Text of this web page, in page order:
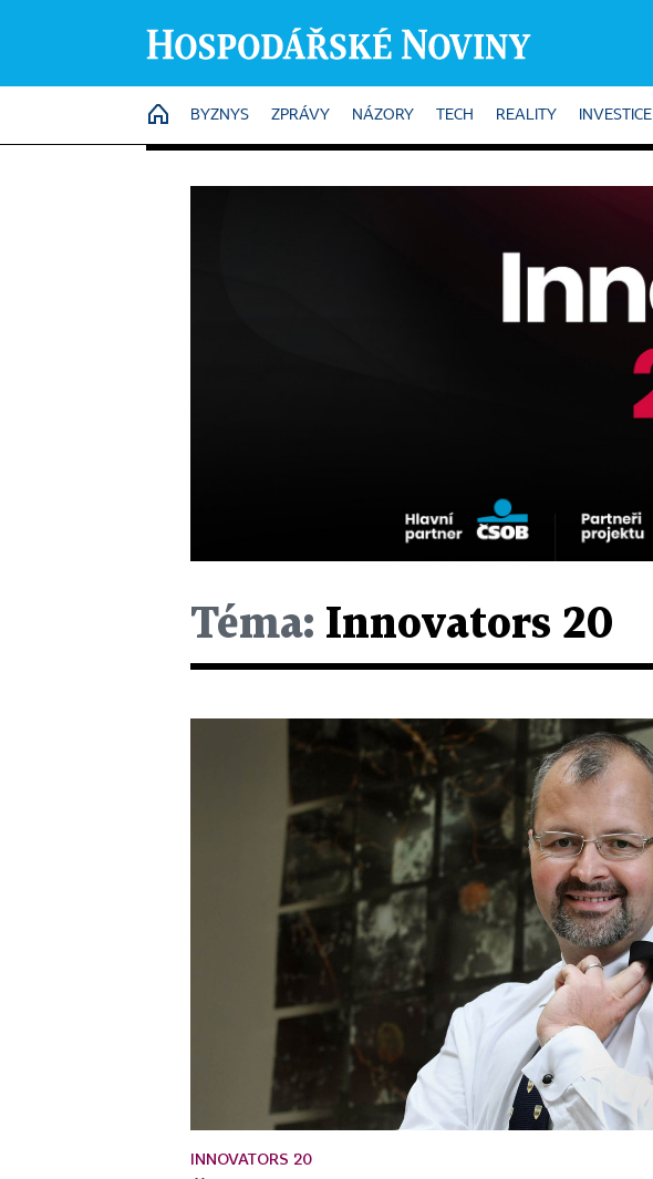
HOME
BYZNYS ZPRÁVY NÁZORY TECH REALITY INVESTICE
Téma: Innovators 20
INNOVATORS 20